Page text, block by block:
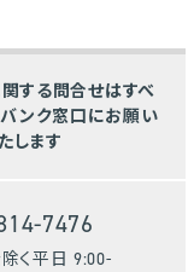
する問合せはすべ
ンク窓口にお願い
します
7476
除く平日 9:00-